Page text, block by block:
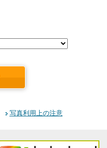
写真利用上の注意